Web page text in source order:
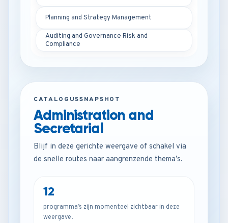
Planning and Strategy Management
Auditing and Governance Risk and
Compliance
CATALOGUSSNAPSHOT
Administration and
Secretarial
Blijf in deze gerichte weergave of schakel via
de snelle routes naar aangrenzende thema’s.
12
programma’s zijn momenteel zichtbaar in deze
weergave.